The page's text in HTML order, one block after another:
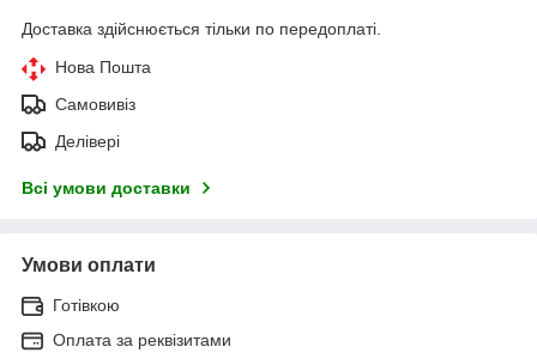
Доставка здійснюється тільки по передоплаті.
Нова Пошта
Самовивіз
Делівері
Всі умови доставки
Умови оплати
Готівкою
Оплата за реквізитами